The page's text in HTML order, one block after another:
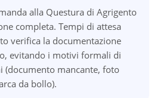
alla Questura di Agrigento
completa. Tempi di attesa
verifica la documentazione
evitando i motivi formali di
(documento mancante, foto
da bollo).